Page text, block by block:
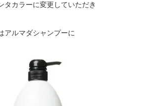
タカラーに変更していただき
アルマダシャンプーに